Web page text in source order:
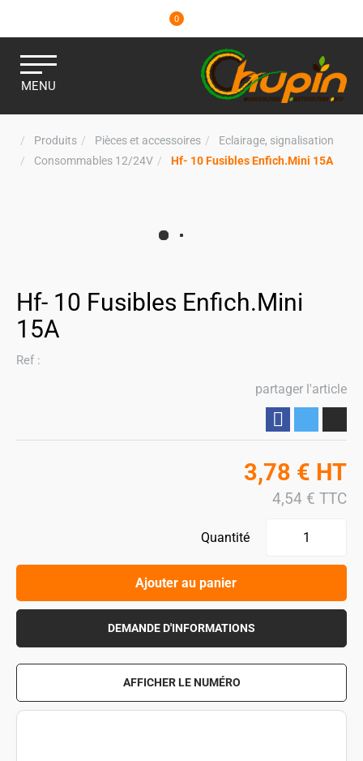
0
MENU
Produits Pièces et accessoires
Eclairage, signalisation
Consommables 12/24V
Hf- 10 Fusibles Enfich.Mini 15A
Hf- 10 Fusibles Enfich.Mini
15A
Ref :
partager l'article
3,78 € HT
4,54 € TTC
Quantité
Ajouter au panier
DEMANDE D'INFORMATIONS
AFFICHER LE NUMÉRO